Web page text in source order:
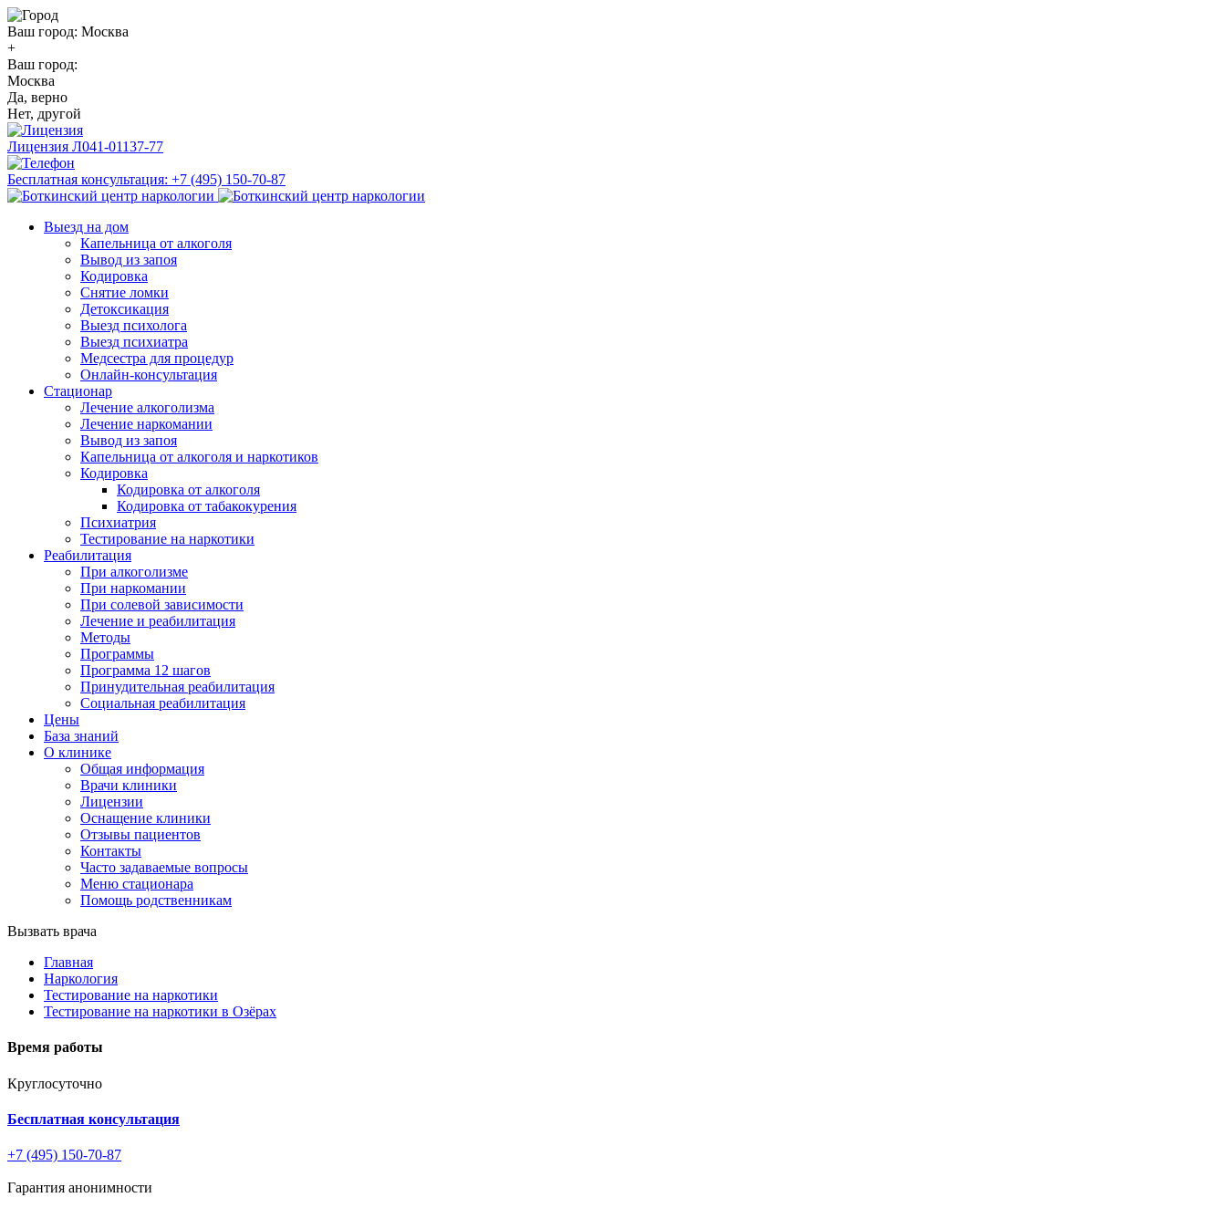
Ваш город: Москва
+
Ваш город:
Москва
Да, верно
Нет, другой
Лицензия Л041-01137-77
Бесплатная консультация: +7 (495) 150-70-87
Выезд на дом
Капельница от алкоголя
Вывод из запоя
Кодировка
Снятие ломки
Детоксикация
Выезд психолога
Выезд психиатра
Медсестра для процедур
Онлайн-консультация
Стационар
Лечение алкоголизма
Лечение наркомании
Вывод из запоя
Капельница от алкоголя и наркотиков
Кодировка
Кодировка от алкоголя
Кодировка от табакокурения
Психиатрия
Тестирование на наркотики
Реабилитация
При алкоголизме
При наркомании
При солевой зависимости
Лечение и реабилитация
Методы
Программы
Программа 12 шагов
Принудительная реабилитация
Социальная реабилитация
Цены
База знаний
О клинике
Общая информация
Врачи клиники
Лицензии
Оснащение клиники
Отзывы пациентов
Контакты
Часто задаваемые вопросы
Меню стационара
Помощь родственникам
Вызвать врача
Главная
Наркология
Тестирование на наркотики
Тестирование на наркотики в Озёрах
Время работы
Круглосуточно
Бесплатная консультация
+7 (495) 150-70-87
Гарантия анонимности